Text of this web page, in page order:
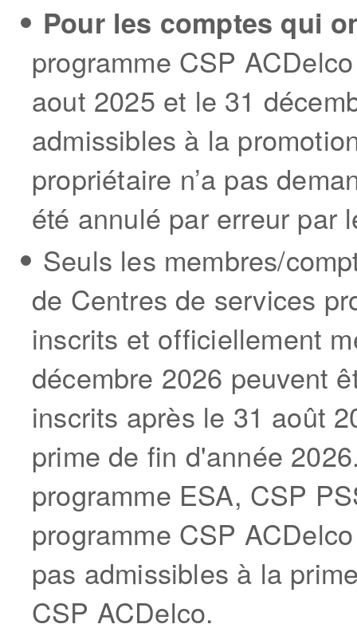
Pour les comptes qui
programme CSP
aout 2025 et le 31
admissibles à la
propriétaire n’a pas
été annulé par erreur par
Seuls les membres/
de Centres de services
inscrits et officiellement
décembre 2026 peuvent
inscrits après le 31 août
prime de fin d'année
programme ESA, CSP
programme CSP
pas admissibles à la
CSP ACDelco.